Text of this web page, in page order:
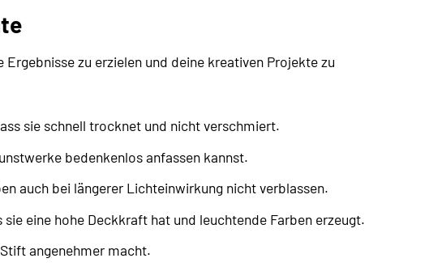
zu erzielen und deine kreativen Projekte zu
sie schnell trocknet und nicht verschmiert.
bedenkenlos anfassen kannst.
auch bei längerer Lichteinwirkung nicht verblassen.
eine hohe Deckkraft hat und leuchtende Farben erzeugt.
angenehmer macht.